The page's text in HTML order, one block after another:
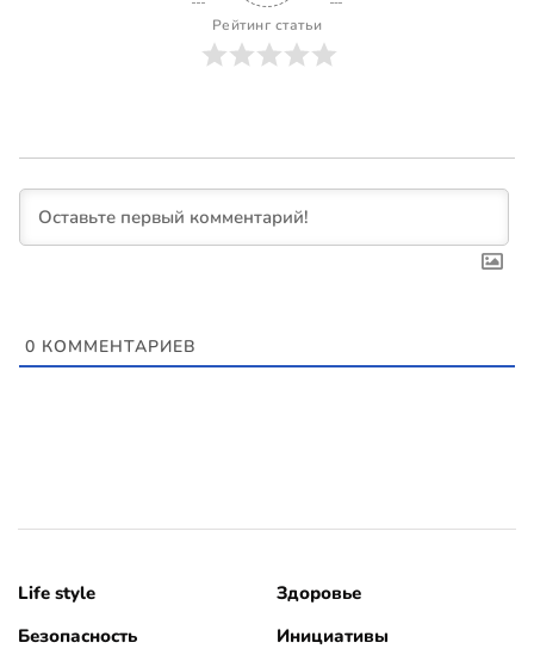
Рейтинг статьи
0 КОММЕНТАРИЕВ
Life style
Безопасность
Здоровье
Инициативы